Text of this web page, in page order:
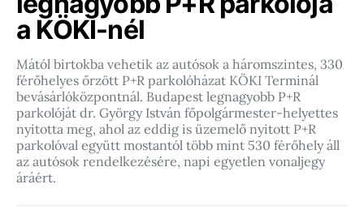
a KÖKI-nél
Mától birtokba vehetik az autósok a háromszintes, 330
férőhelyes őrzött P+R parkolóházat KÖKI Terminál
bevásárlóközpontnál. Budapest legnagyobb P+R
parkolóját dr. György István főpolgármester-helyettes
nyitotta meg, ahol az eddig is üzemelő nyitott P+R
parkolóval együtt mostantól több mint 530 férőhely áll
az autósok rendelkezésére, napi egyetlen vonaljegy
áráért.